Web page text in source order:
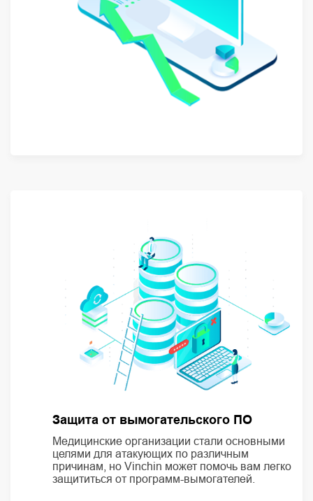
Защита от вымогательского ПО
Медицинские организации стали основными
целями для атакующих по различным
причинам, но Vinchin может помочь вам легко
защититься от программ-вымогателей.